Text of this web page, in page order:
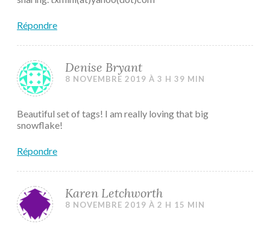
Répondre
Denise Bryant
8 NOVEMBRE 2019 À 3 H 39 MIN
Beautiful set of tags! I am really loving that big
snowflake!
Répondre
Karen Letchworth
8 NOVEMBRE 2019 À 2 H 15 MIN